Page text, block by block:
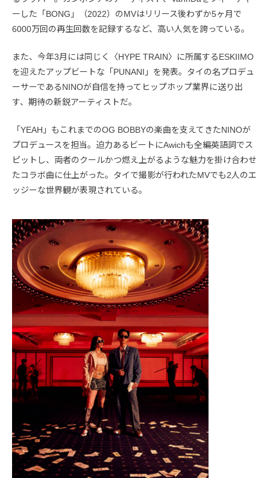
ーした「BONG」（2022）のMVはリリース後わずか5ヶ月で
6000万回の再生回数を記録するなど、高い人気を誇っている。
また、今年3月には同じく〈HYPE TRAIN〉に所属するESKIIMO
を迎えたアップビートな「PUNANI」を発表。タイの名プロデュ
ーサーであるNINOが自信を持ってヒップホップ業界に送り出
す、期待の新鋭アーティストだ。
「YEAH」もこれまでのOG BOBBYの楽曲を支えてきたNINOが
プロデュースを担当。迫力あるビートにAwichも全編英語詞でス
ピットし、両者のクールかつ燃え上がるような魅力を掛け合わせ
たコラボ曲に仕上がった。タイで撮影が行われたMVでも2人のエ
ッジーな世界観が表現されている。